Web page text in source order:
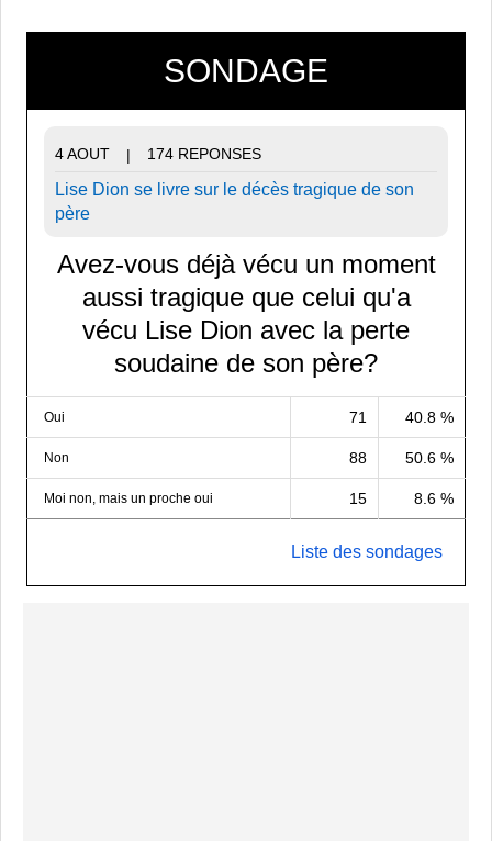
SONDAGE
4 AOUT | 174 REPONSES
Lise Dion se livre sur le décès tragique de son
père
Avez-vous déjà vécu un moment
aussi tragique que celui qu'a
vécu Lise Dion avec la perte
soudaine de son père?
Oui 71 40.8 %
Non 88 50.6 %
Moi non, mais un proche oui 15 8.6 %
Liste des sondages